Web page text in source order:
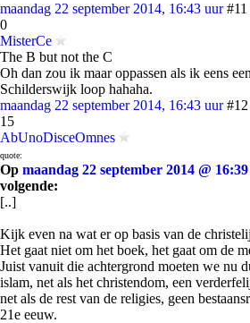
maandag 22 september 2014, 16:43 uur #11
0
MisterCe
The B but not the C
Oh dan zou ik maar oppassen als ik eens
Schilderswijk loop hahaha.
maandag 22 september 2014, 16:43 uur #12
15
AbUnoDisceOmnes
quote:
Op maandag 22 september 2014 @ 16:39
volgende:
[..]
Kijk even na wat er op basis van de
Het gaat niet om het boek, het gaat om de
Juist vanuit die achtergrond moeten we nu
islam, net als het christendom, een
net als de rest van de religies, geen
21e eeuw.